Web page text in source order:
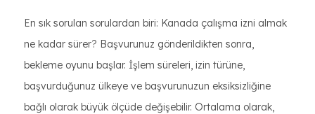
En sık sorulan sorulardan biri: Kanada çalışma izni almak
ne kadar sürer? Başvurunuz gönderildikten sonra,
bekleme oyunu başlar. İşlem süreleri, izin türüne,
başvurduğunuz ülkeye ve başvurunuzun eksiksizliğine
bağlı olarak büyük ölçüde değişebilir. Ortalama olarak,